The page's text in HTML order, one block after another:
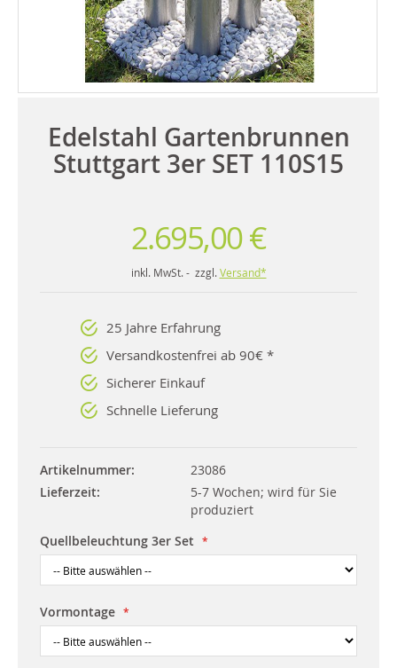
Edelstahl Gartenbrunnen
Stuttgart 3er SET 110S15
2.695,00 €
inkl. MwSt. - zzgl. Versand*
25 Jahre Erfahrung
Versandkostenfrei ab 90€ *
Sicherer Einkauf
Schnelle Lieferung
Artikelnummer
23086
Lieferzeit
5-7 Wochen; wird für Sie
produziert
Quellbeleuchtung 3er Set
Vormontage